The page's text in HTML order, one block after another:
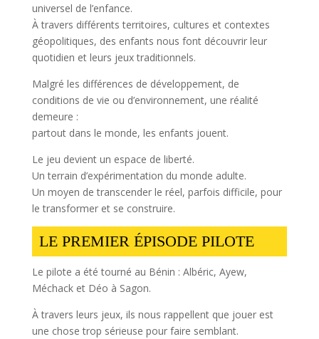
universel de l’enfance.
À travers différents territoires, cultures et contextes
géopolitiques, des enfants nous font découvrir leur
quotidien et leurs jeux traditionnels.
Malgré les différences de développement, de
conditions de vie ou d’environnement, une réalité
demeure :
partout dans le monde, les enfants jouent.
Le jeu devient un espace de liberté.
Un terrain d’expérimentation du monde adulte.
Un moyen de transcender le réel, parfois difficile, pour
le transformer et se construire.
LE PREMIER ÉPISODE PILOTE
Le pilote a été tourné au Bénin : Albéric, Ayew,
Méchack et Déo à Sagon.
À travers leurs jeux, ils nous rappellent que jouer est
une chose trop sérieuse pour faire semblant.